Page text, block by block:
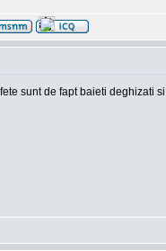
sunt de fapt baieti deghizati